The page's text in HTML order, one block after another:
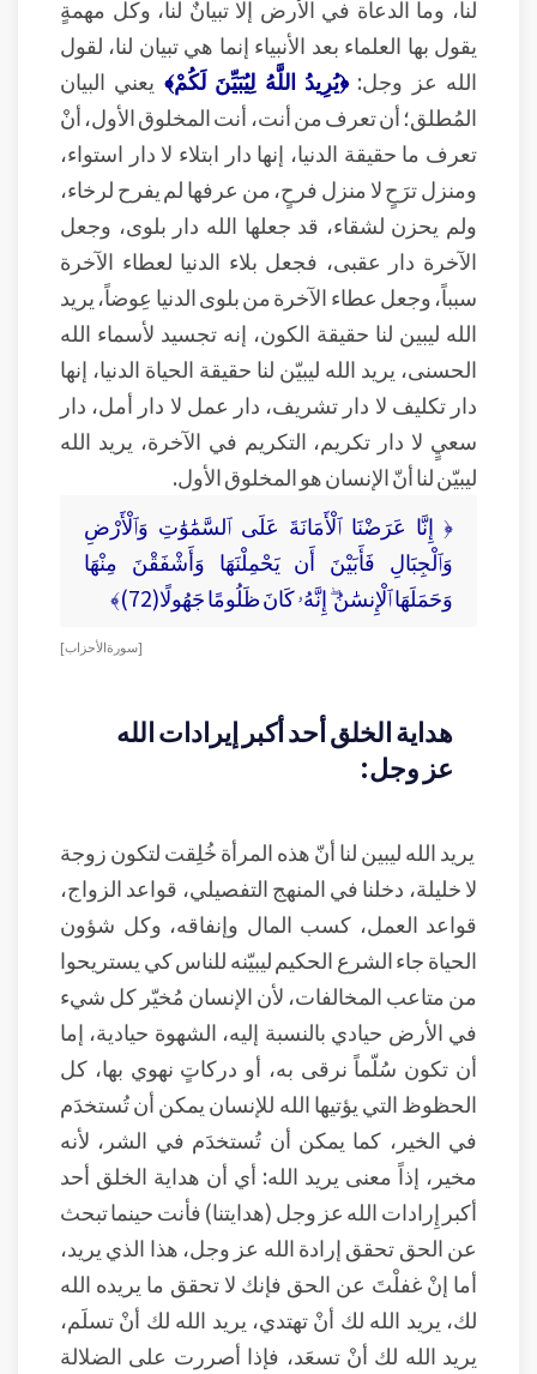
لنا، وما الدعاة في الأرض إلا تبيانٌ لنا، وكل مهمةٍ
يقول بها العلماء بعد الأنبياء إنما هي تبيان لنا، لقول
الله عز وجل:﴿يُرِيدُ اللَّهُ لِيُبَيِّنَ لَكُمْ﴾ يعني البيان
المُطلق؛ أن تعرف من أنت، أنت المخلوق الأول، أنْ
تعرف ما حقيقة الدنيا، إنها دار ابتلاء لا دار استواء،
ومنزل ترَحٍ لا منزل فرحٍ، من عرفها لم يفرح لرخاء،
ولم يحزن لشقاء، قد جعلها الله دار بلوى، وجعل
الآخرة دار عقبى، فجعل بلاء الدنيا لعطاء الآخرة
سبباً، وجعل عطاء الآخرة من بلوى الدنيا عِوضاً، يريد
الله ليبين لنا حقيقة الكون، إنه تجسيد لأسماء الله
الحسنى، يريد الله ليبيّن لنا حقيقة الحياة الدنيا، إنها
دار تكليف لا دار تشريف، دار عمل لا دار أمل، دار
سعيٍ لا دار تكريم، التكريم في الآخرة، يريد الله
ليبيّن لنا أنّ الإنسان هو المخلوق الأول.
﴿ إِنَّا عَرَضْنَا ٱلْأَمَانَةَ عَلَى ٱلسَّمَٰوَٰتِ وَٱلْأَرْضِ
وَٱلْجِبَالِ فَأَبَيْنَ أَن يَحْمِلْنَهَا وَأَشْفَقْنَ مِنْهَا
وَحَمَلَهَا ٱلْإِنسَٰنُ ۖ إِنَّهُۥ كَانَ ظَلُومًا جَهُولًا(72)﴾
[ سورة الأحزاب ]
هداية الخلق أحد أكبر إيرادات الله
عز وجل:
يريد الله ليبين لنا أنّ هذه المرأة خُلِقت لتكون زوجة
لا خليلة، دخلنا في المنهج التفصيلي، قواعد الزواج،
قواعد العمل، كسب المال وإنفاقه، وكل شؤون
الحياة جاء الشرع الحكيم ليبيّنه للناس كي يستريحوا
من متاعب المخالفات، لأن الإنسان مُخيّر كل شيء
في الأرض حيادي بالنسبة إليه، الشهوة حيادية، إما
أن تكون سُلّماً نرقى به، أو دركاتٍ نهوي بها، كل
الحظوظ التي يؤتيها الله للإنسان يمكن أن تُستخدَم
في الخير، كما يمكن أن تُستخدَم في الشر، لأنه
مخير، إذاً معنى يريد الله: أي أن هداية الخلق أحد
أكبر إِرادات الله عز وجل (هدايتنا) فأنت حينما تبحث
عن الحق تحقق إرادة الله عز وجل، هذا الذي يريد،
أما إنْ غفلْتَ عن الحق فإنك لا تحقق ما يريده الله
لك، يريد الله لك أنْ تهتدي، يريد الله لك أنْ تسلَم،
يريد الله لك أنْ تسعَد، فإذا أصررت على الضلالة